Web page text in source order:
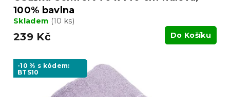
100% bavlna
Skladem (10 ks)
239 Kč Do Košíku
-10 % s kódem:
BTS10